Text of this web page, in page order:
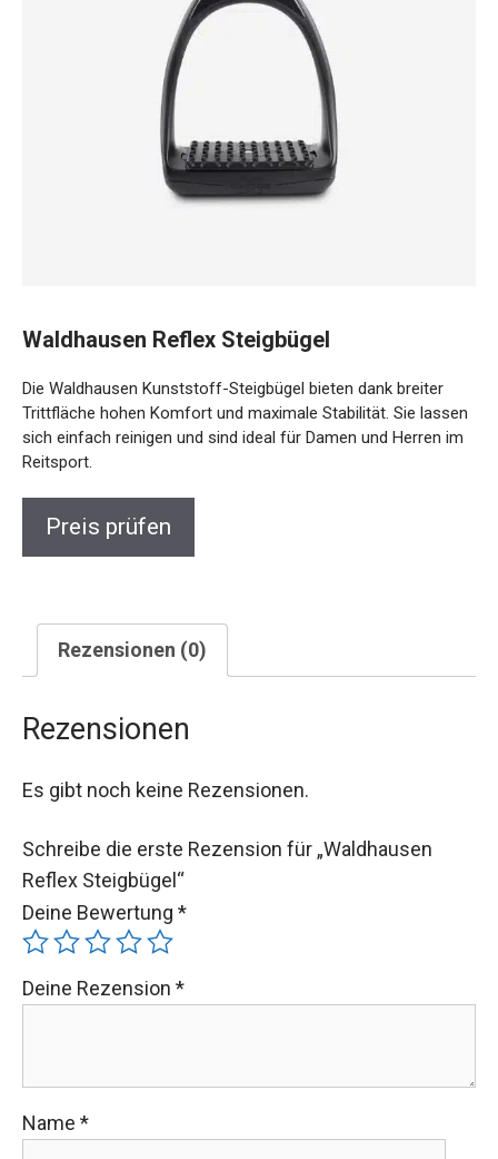
Waldhausen Reflex Steigbügel
Die Waldhausen Kunststoff-Steigbügel bieten dank breiter
Trittfläche hohen Komfort und maximale Stabilität. Sie lassen
sich einfach reinigen und sind ideal für Damen und Herren im
Reitsport.
Preis prüfen
Rezensionen (0)
Rezensionen
Es gibt noch keine Rezensionen.
Schreibe die erste Rezension für „Waldhausen
Reflex Steigbügel“
Deine Bewertung *
Deine Rezension *
Name *